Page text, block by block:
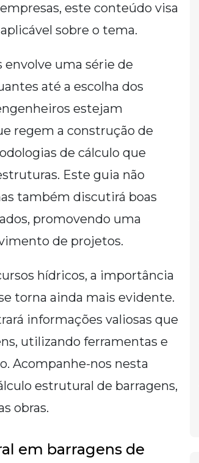
este conteúdo visa
sobre o tema.
envolve uma série de
até a escolha dos
estejam
regem a construção de
de cálculo que
Este guia não
também discutirá boas
promovendo uma
de projetos.
hídricos, a importância
torna ainda mais evidente.
informações valiosas que
utilizando ferramentas e
Acompanhe-nos nesta
estrutural de barragens,
obras.
em barragens de